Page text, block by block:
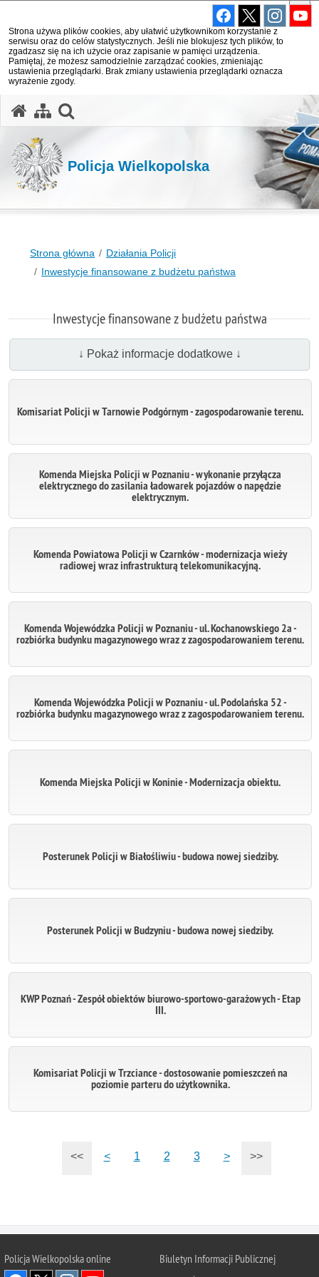
Strona używa plików cookies, aby ułatwić użytkownikom korzystanie z
serwisu oraz do celów statystycznych. Jeśli nie blokujesz tych plików, to
zgadzasz się na ich użycie oraz zapisanie w pamięci urządzenia.
Pamiętaj, że możesz samodzielnie zarządzać cookies, zmieniając
ustawienia przeglądarki. Brak zmiany ustawienia przeglądarki oznacza
wyrażenie zgody.
Policja Wielkopolska
Strona główna
Działania Policji
Inwestycje finansowane z budżetu państwa
Inwestycje finansowane z budżetu państwa
↓ Pokaż informacje dodatkowe ↓
Komisariat Policji w Tarnowie Podgórnym - zagospodarowanie terenu.
Komenda Miejska Policji w Poznaniu - wykonanie przyłącza
elektrycznego do zasilania ładowarek pojazdów o napędzie
elektrycznym.
Komenda Powiatowa Policji w Czarnków - modernizacja wieży
radiowej wraz infrastrukturą telekomunikacyjną.
Komenda Wojewódzka Policji w Poznaniu - ul. Kochanowskiego 2a -
rozbiórka budynku magazynowego wraz z zagospodarowaniem terenu.
Komenda Wojewódzka Policji w Poznaniu - ul. Podolańska 52 -
rozbiórka budynku magazynowego wraz z zagospodarowaniem terenu.
Komenda Miejska Policji w Koninie - Modernizacja obiektu.
Posterunek Policji w Białośliwiu - budowa nowej siedziby.
Posterunek Policji w Budzyniu - budowa nowej siedziby.
KWP Poznań - Zespół obiektów biurowo-sportowo-garażowych - Etap
III.
Komisariat Policji w Trzciance - dostosowanie pomieszczeń na
poziomie parteru do użytkownika.
<< < 1 2 3 > >>
Policja Wielkopolska online
Biuletyn Informacji Publicznej